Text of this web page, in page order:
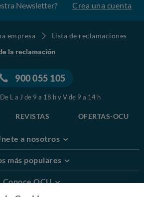
Newsletter? Crea una cuenta
empresa
Lista de reclamaciones
la reclamación
900 055 105
De L a J de 9 a 18 h y V de 9 a 14 h
REVISTAS OFERTAS-OCU
a nosotros
más populares
Conoce OCU